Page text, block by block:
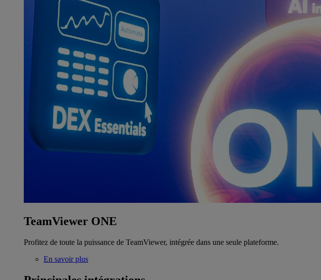
TeamViewer ONE
Profitez de toute la puissance de TeamViewer, intégrée dans une seule plateforme.
En savoir plus